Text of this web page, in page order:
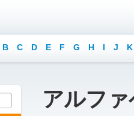
B C D E F G H I J K
アルフ